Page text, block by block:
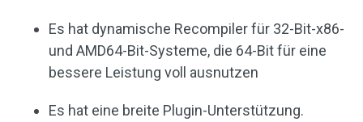
Es hat dynamische Recompiler für 32-Bit-x86-
und AMD64-Bit-Systeme, die 64-Bit für eine
bessere Leistung voll ausnutzen
Es hat eine breite Plugin-Unterstützung.